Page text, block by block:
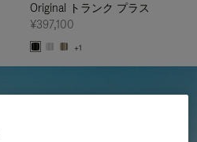
Original トランク プラス
¥397,100
+1